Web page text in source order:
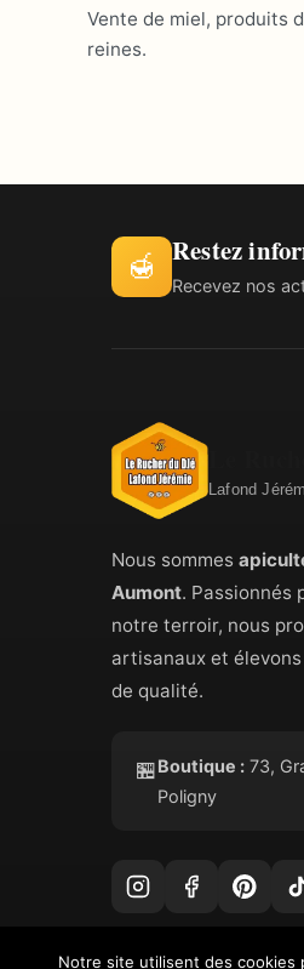
Vente de miel, produits
reines.
🍯 Restez
Recevez nos
Lafond
Nous sommes
Aumont. Passionnés
notre terroir, nous
artisanaux et
de qualité.
🏪Boutique : 73,
Poligny
Notre site utilisent des cookies